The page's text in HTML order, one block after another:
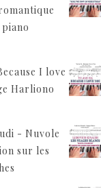
I love
Harliono
- Nuvole
sur les